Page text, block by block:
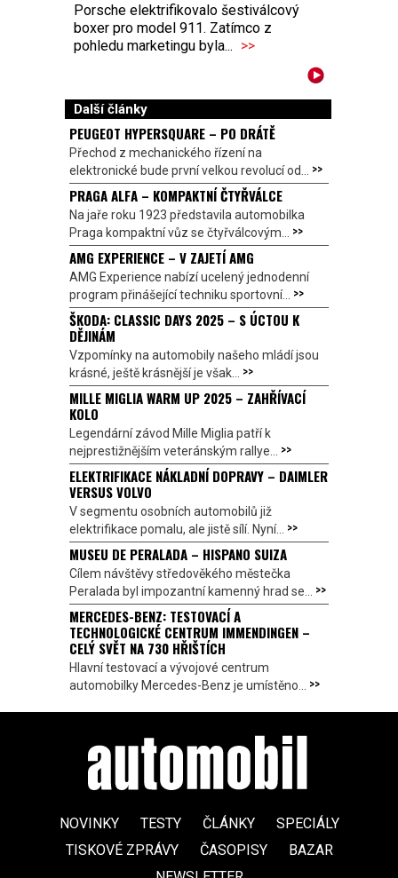
Porsche elektrifikovalo šestiválcový
boxer pro model 911. Zatímco z
pohledu marketingu byla... >>
Další články
PEUGEOT HYPERSQUARE – PO DRÁTĚ
Přechod z mechanického řízení na
elektronické bude první velkou revolucí od... >>
PRAGA ALFA – KOMPAKTNÍ ČTYŘVÁLCE
Na jaře roku 1923 představila automobilka
Praga kompaktní vůz se čtyřválcovým... >>
AMG EXPERIENCE – V ZAJETÍ AMG
AMG Experience nabízí ucelený jednodenní
program přinášející techniku sportovní... >>
ŠKODA: CLASSIC DAYS 2025 – S ÚCTOU K
DĚJINÁM
Vzpomínky na automobily našeho mládí jsou
krásné, ještě krásnější je však... >>
MILLE MIGLIA WARM UP 2025 – ZAHŘÍVACÍ
KOLO
Legendární závod Mille Miglia patří k
nejprestižnějším veteránským rallye... >>
ELEKTRIFIKACE NÁKLADNÍ DOPRAVY – DAIMLER
VERSUS VOLVO
V segmentu osobních automobilů již
elektrifikace pomalu, ale jistě sílí. Nyní... >>
MUSEU DE PERALADA – HISPANO SUIZA
Cílem návštěvy středověkého městečka
Peralada byl impozantní kamenný hrad se... >>
MERCEDES-BENZ: TESTOVACÍ A
TECHNOLOGICKÉ CENTRUM IMMENDINGEN –
CELÝ SVĚT NA 730 HŘIŠTÍCH
Hlavní testovací a vývojové centrum
automobilky Mercedes-Benz je umístěno... >>
NOVINKY TESTY ČLÁNKY
SPECIÁLY
TISKOVÉ ZPRÁVY
ČASOPISY
BAZAR